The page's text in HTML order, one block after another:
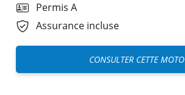
Permis A
Assurance incluse
CONSULTER CETTE MOTO